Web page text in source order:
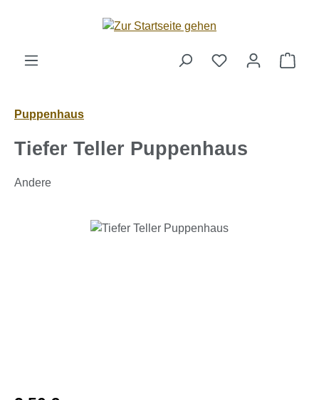
Zum Hauptinhalt springen
Puppenhaus
Tiefer Teller Puppenhaus
Andere
Bildergalerie überspringen